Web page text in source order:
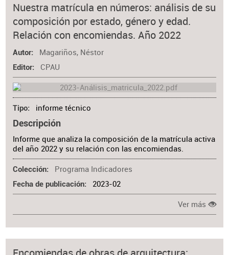
Nuestra matrícula en números: análisis de su
composición por estado, género y edad.
Relación con encomiendas. Año 2022
Autor Magariños, Néstor
Editor CPAU
Tipo informe técnico
Descripción
Informe que analiza la composición de la matrícula activa
del año 2022 y su relación con las encomiendas.
Colección Programa Indicadores
Fecha de publicación 2023-02
Ver más